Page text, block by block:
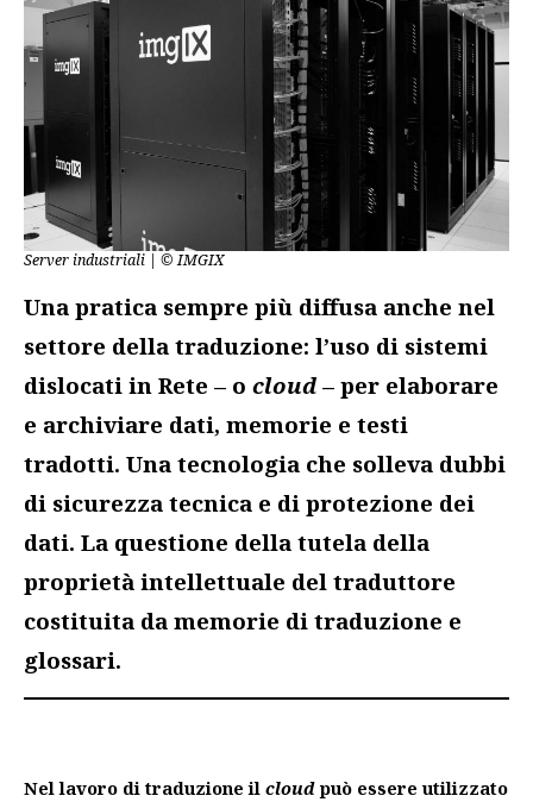
Server industriali | © IMGIX
Una pratica sempre più diffusa anche nel
settore della traduzione: l’uso di sistemi
dislocati in Rete – o cloud – per elaborare
e archiviare dati, memorie e testi
tradotti. Una tecnologia che solleva dubbi
di sicurezza tecnica e di protezione dei
dati. La questione della tutela della
proprietà intellettuale del traduttore
costituita da memorie di traduzione e
glossari.
Nel lavoro di traduzione il cloud può essere utilizzato